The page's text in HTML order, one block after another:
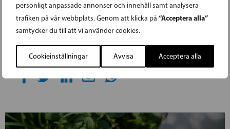
personligt anpassade annonser och innehåll samt analysera
trafiken på vår webbplats. Genom att klicka på “Acceptera alla”
samtycker du till att vi använder cookies.
Cookieinställningar Avvisa Acceptera alla
Svenska folkpartiets partifullmäktige har